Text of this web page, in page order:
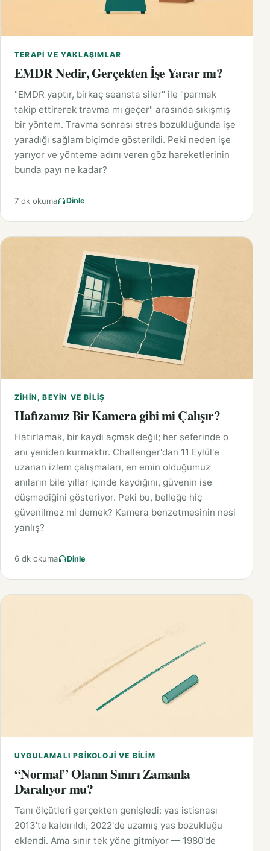
TERAPI VE YAKLAŞIMLAR
EMDR Nedir, Gerçekten İşe Yarar mı?
"EMDR yaptır, birkaç seansta siler" ile "parmak
takip ettirerek travma mı geçer" arasında sıkışmış
bir yöntem. Travma sonrası stres bozukluğunda işe
yaradığı sağlam biçimde gösterildi. Peki neden işe
yarıyor ve yönteme adını veren göz hareketlerinin
bunda payı ne kadar?
7 dk okuma Dinle
ZIHIN, BEYIN VE BILIŞ
Hafızamız Bir Kamera gibi mi Çalışır?
Hatırlamak, bir kaydı açmak değil; her seferinde o
anı yeniden kurmaktır. Challenger'dan 11 Eylül'e
uzanan izlem çalışmaları, en emin olduğumuz
anıların bile yıllar içinde kaydığını, güvenin ise
düşmediğini gösteriyor. Peki bu, belleğe hiç
güvenilmez mi demek? Kamera benzetmesinin nesi
yanlış?
6 dk okuma Dinle
UYGULAMALI PSIKOLOJI VE BILIM
“Normal” Olanın Sınırı Zamanla
Daralıyor mu?
Tanı ölçütleri gerçekten genişledi: yas istisnası
2013'te kaldırıldı, 2022'de uzamış yas bozukluğu
eklendi. Ama sınır tek yöne gitmiyor — 1980'de